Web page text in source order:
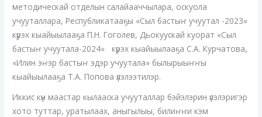
методическай отделын салайааччылара, оскуола
учууталлара, Республикатааҕы «Сыл бастыҥ учуутал -2023»
күрэх кыайыылааҕа П.Н. Гоголев, Дьокуускай куорат «Сыл
бастыҥ учуутала-2024» күрэх кыайыылааҕа С.А. Курчатова,
«Илин эҥэр бастыҥ эдэр учуутала» былырыыҥҥы
кыайыылааҕа Т.А. Попова үлэлээтилэр.
Иккис күн маастар кылааска учууталлар бэйэлэрин үлэлэригэр
хото туттар, уратылаах, аныгылыы, билиҥҥи кэм